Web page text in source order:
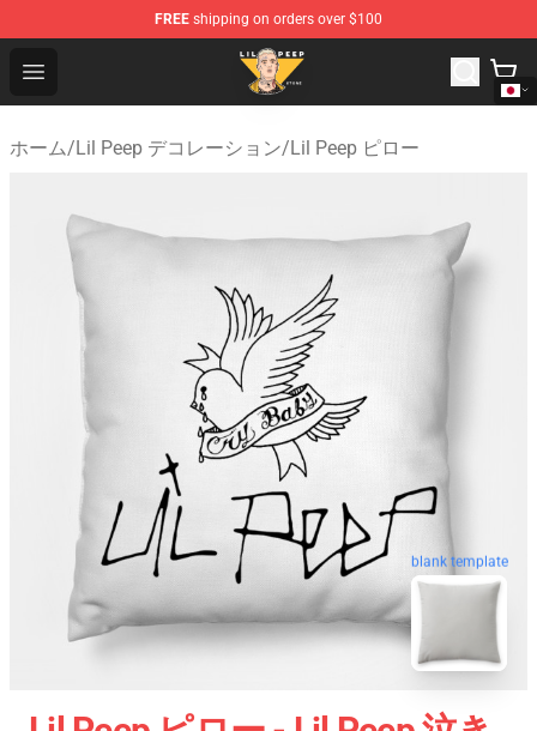
FREE shipping on orders over $100
Open menu
Lil Peep Store - Official Lil Peep Merchandise Shop
ホーム/Lil Peep デコレーション/Lil Peep ピロー
blank template